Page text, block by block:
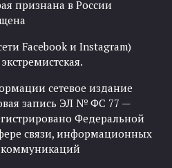
признана в России
Facebook и Instagram)
сетевое издание
запись ЭЛ № ФС 77 —
Федеральной
связи, информационных
коммуникаций